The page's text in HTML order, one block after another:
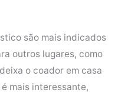
são mais indicados
outros lugares, como
o coador em casa
mais interessante,